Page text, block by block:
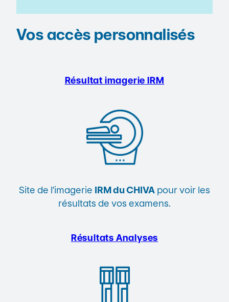
Vos accès personnalisés
Résultat imagerie IRM
Site de l’imagerie IRM du CHIVA pour voir les
résultats de vos examens.
Résultats Analyses